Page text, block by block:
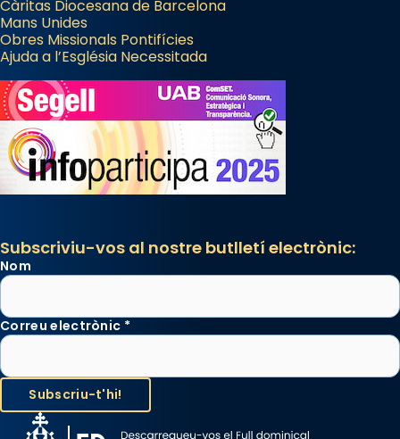
Càritas Diocesana de Barcelona
Mans Unides
Obres Missionals Pontifícies
Ajuda a l’Església Necessitada
Subscriviu-vos al nostre butlletí electrònic:
Nom
Correu electrònic *